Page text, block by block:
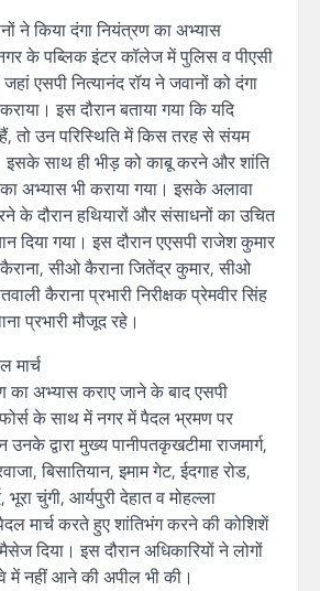
ने किया दंगा नियंत्रण का अभ्यास
के पब्लिक इंटर कॉलेज में पुलिस व पीएसी
एसपी नित्यानंद रॉय ने जवानों को दंगा
इस दौरान बताया गया कि यदि
तो उन परिस्थिति में किस तरह से संयम
इसके साथ ही भीड़ को काबू करने और शांति
अभ्यास भी कराया गया। इसके अलावा
के दौरान हथियारों और संसाधनों का उचित
दिया गया। इस दौरान एएसपी राजेश कुमार
सीओ कैराना जितेंद्र कुमार, सीओ
कैराना प्रभारी निरीक्षक प्रेमवीर सिंह
प्रभारी मौजूद रहे।
मार्च
का अभ्यास कराए जाने के बाद एसपी
के साथ में नगर में पैदल भ्रमण पर
द्वारा मुख्य पानीपतकृखटीमा राजमार्ग,
बिसातियान, इमाम गेट, ईदगाह रोड,
चुंगी, आर्यपुरी देहात व मोहल्ला
मार्च करते हुए शांतिभंग करने की कोशिशें
दिया। इस दौरान अधिकारियों ने लोगों
में नहीं आने की अपील भी की।